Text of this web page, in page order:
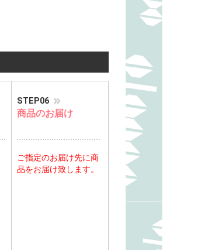
STEP06
商品のお届け
ご指定のお届け先に商
品をお届け致します。